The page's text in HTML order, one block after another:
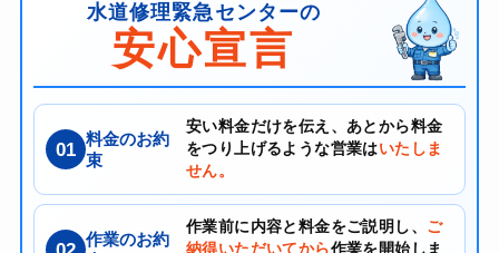
水道修理緊急センターの
安心宣言
01 料金のお約
束
安い料金だけを伝え、あとから料金
をつり上げるような営業はいたしま
せん。
作業のお約
作業前に内容と料金をご説明し、 ご
納得いただいてから作業を開始しま